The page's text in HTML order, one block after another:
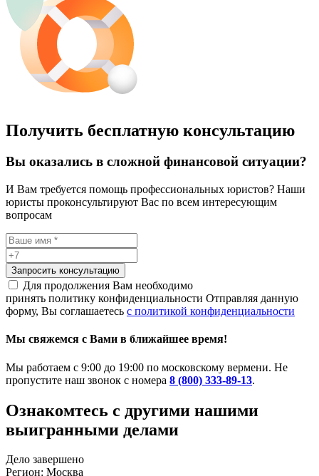
Получить бесплатную консультацию
Вы оказались в сложной финансовой ситуации?
И Вам требуется помощь профессиональных юристов? Наши
юристы проконсультируют Вас по всем интересующим
вопросам
Запросить консультацию
Для продолжения Вам необходимо
принять политику конфиденциальности Отправляя данную
форму, Вы соглашаетесь с политикой конфиденциальности
Мы свяжемся с Вами в ближайшее время!
Мы работаем с 9:00 до 19:00 по московскому вермени. Не
пропустите наш звонок с номера 8 (800) 333-89-13.
Ознакомтесь c другими нашими
выигранными делами
Дело завершено
Регион: Москва